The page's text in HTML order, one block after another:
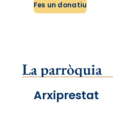
Fes un donatiu
La parròquia
Arxiprestat